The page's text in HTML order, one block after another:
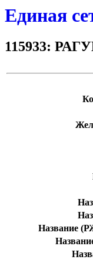
Единая
115933:
Название